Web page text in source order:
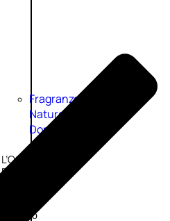
Fragranze
Nature
Donna
L’OCCITANE
EDT
Valutato